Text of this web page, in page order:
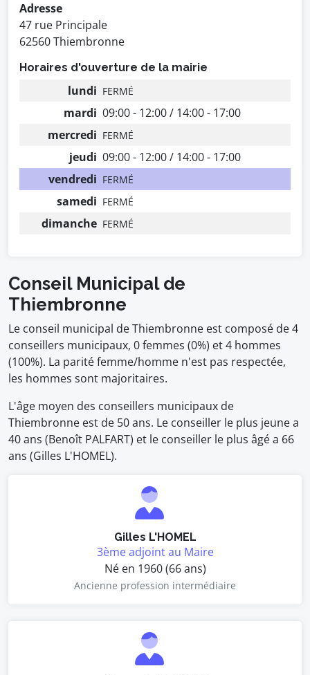
Adresse
47 rue Principale
62560 Thiembronne
Horaires d'ouverture de la mairie
lundi FERMÉ
mardi 09:00 - 12:00 / 14:00 - 17:00
mercredi FERMÉ
jeudi 09:00 - 12:00 / 14:00 - 17:00
vendredi FERMÉ
samedi FERMÉ
dimanche FERMÉ
Conseil Municipal de
Thiembronne
Le conseil municipal de Thiembronne est composé de 4
conseillers municipaux, 0 femmes (0%) et 4 hommes
(100%). La parité femme/homme n'est pas respectée,
les hommes sont majoritaires.
L'âge moyen des conseillers municipaux de
Thiembronne est de 50 ans. Le conseiller le plus jeune a
40 ans (Benoît PALFART) et le conseiller le plus âgé a 66
ans (Gilles L'HOMEL).
Gilles L'HOMEL
3ème adjoint au Maire
Né en 1960 (66 ans)
Ancienne profession intermédiaire